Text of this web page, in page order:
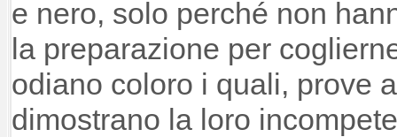
e nero, solo perché non
la preparazione per
odiano coloro i quali, prove
dimostrano la loro